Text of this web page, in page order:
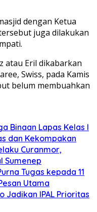
dengan Ketua
juga dilakukan
atau Eril dikabarkan
Swiss, pada Kamis
belum membuahkan
Binaan Lapas Kelas I
dan Kekompakan
Curanmor,
Sumenep
Tugas kepada 11
Utama
Jadikan IPAL Prioritas